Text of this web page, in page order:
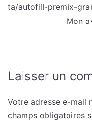
de
l’article
ta/autofill-premix-
Mon
Laisser un
Votre adresse e-mail
champs obligatoires